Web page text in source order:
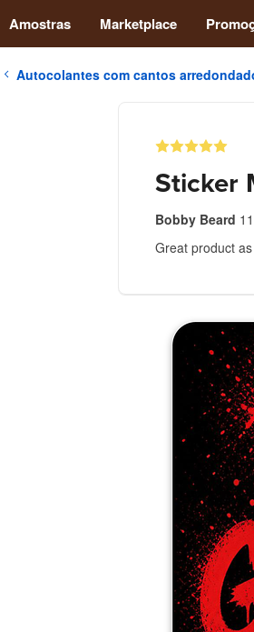
Amostras Marketplace
Autocolantes com cantos
Sticker
Bobby Beard
Great product